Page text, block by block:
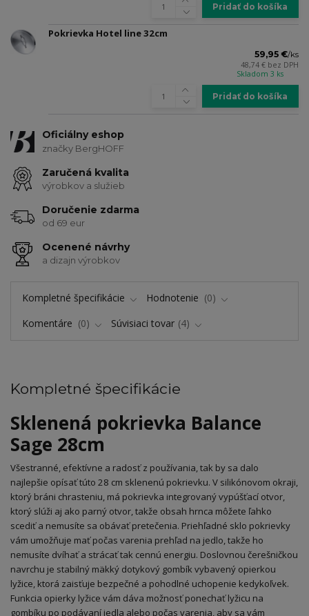
Pridať do košíka
Pokrievka Hotel line 32cm
59,95 €/ks
48,74 € bez DPH
Skladom 3 ks
Pridať do košíka
Oficiálny eshop
značky BergHOFF
Zaručená kvalita
výrobkov a služieb
Doručenie zdarma
od 69 eur
Ocenené návrhy
a dizajn výrobkov
Kompletné špecifikácie Hodnotenie
0
Komentáre
0 Súvisiaci tovar 4
Kompletné špecifikácie
Sklenená pokrievka Balance
Sage 28cm
Všestranné, efektívne a radosť z používania, tak by sa dalo
najlepšie opísať túto 28 cm sklenenú pokrievku. V silikónovom okraji,
ktorý bráni chrasteniu, má pokrievka integrovaný vypúšťací otvor,
ktorý slúži aj ako parný otvor, takže obsah hrnca môžete ľahko
scediť a nemusíte sa obávať pretečenia. Priehľadné sklo pokrievky
vám umožňuje mať počas varenia prehľad na jedlo, takže ho
nemusíte dvíhať a strácať tak cennú energiu. Doslovnou čerešničkou
navrchu je stabilný mäkký dotykový gombík vybavený opierkou
lyžice, ktorá zaisťuje bezpečné a pohodlné uchopenie kedykoľvek.
Funkcia opierky lyžice vám dáva možnosť ponechať lyžicu na
gombíku po podávaní jedla alebo počas varenia, aby sa vám